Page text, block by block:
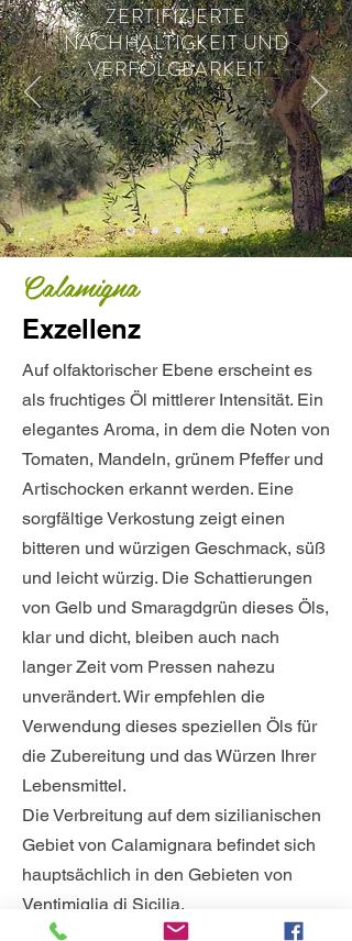
ZERTIFIZIERTE
NACHHALTIGKEIT UND
VERFOLGBARKEIT
Calamigna
Exzellenz
Auf olfaktorischer Ebene erscheint es
als fruchtiges Öl mittlerer Intensität. Ein
elegantes Aroma, in dem die Noten von
Tomaten, Mandeln, grünem Pfeffer und
Artischocken erkannt werden. Eine
sorgfältige Verkostung zeigt einen
bitteren und würzigen Geschmack, süß
und leicht würzig. Die Schattierungen
von Gelb und Smaragdgrün dieses Öls,
klar und dicht, bleiben auch nach
langer Zeit vom Pressen nahezu
unverändert. Wir empfehlen die
Verwendung dieses speziellen Öls für
die Zubereitung und das Würzen Ihrer
Lebensmittel.
Die Verbreitung auf dem sizilianischen
Gebiet von Calamignara befindet sich
hauptsächlich in den Gebieten von
Ventimiglia di Sicilia.